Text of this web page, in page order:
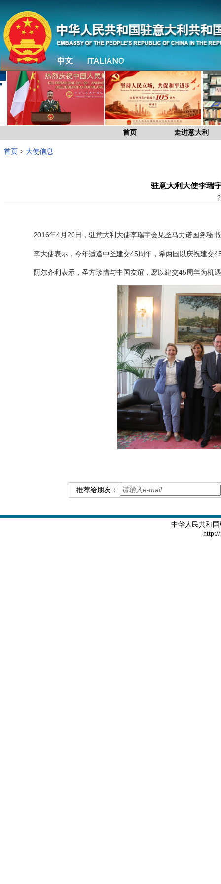
首页 走进意大利
首页 > 大使信息
驻意大利大使李瑞
2016年4月20日，驻意大利大使李瑞宇会见圣马力诺国务秘书
李大使表示， 今年适逢中圣建交45周年，希两国以庆祝建交
阿尔齐利表示，圣方珍惜与中国友谊，愿以建交45周年为机
推荐给朋友：
中华人民共和
http://